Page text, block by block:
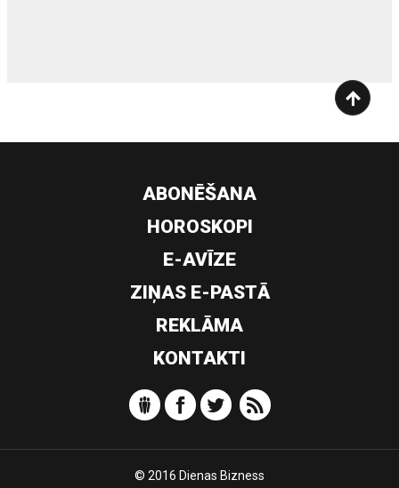
ABONĒŠANA
HOROSKOPI
E-AVĪZE
ZIŅAS E-PASTĀ
REKLĀMA
KONTAKTI
© 2016 Dienas Bizness